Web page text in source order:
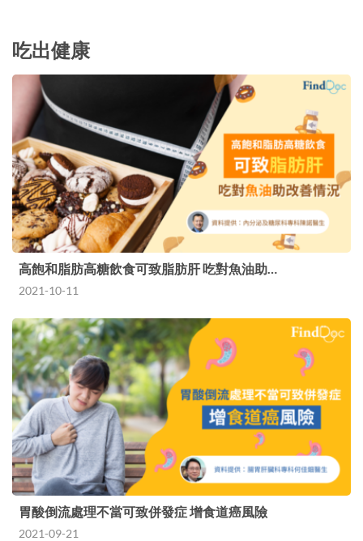
吃出健康
高飽和脂肪高糖飲食可致脂肪肝 吃對魚油助…
2021-10-11
胃酸倒流處理不當可致併發症 增食道癌風險
2021-09-21